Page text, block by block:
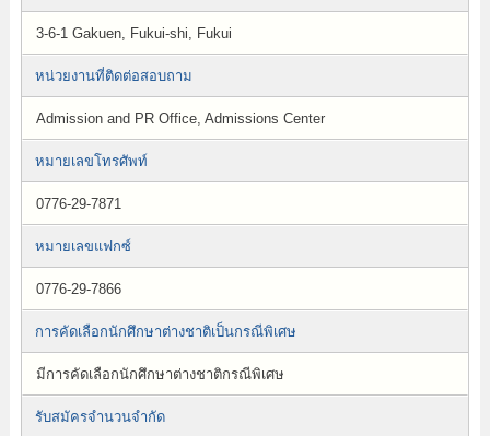
3-6-1 Gakuen, Fukui-shi, Fukui
หน่วยงานที่ติดต่อสอบถาม
Admission and PR Office, Admissions Center
หมายเลขโทรศัพท์
0776-29-7871
หมายเลขแฟกซ์
0776-29-7866
การคัดเลือกนักศึกษาต่างชาติเป็นกรณีพิเศษ
มีการคัดเลือกนักศึกษาต่างชาติกรณีพิเศษ
รับสมัครจำนวนจำกัด